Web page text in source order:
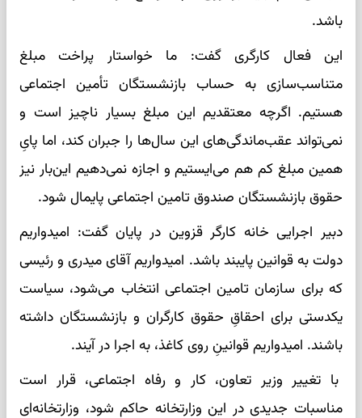
باشد.
این فعال کارگری گفت: ما خواستار پراخت مبلغ
متناسب‎‌سازی به حساب بازنشستگان تأمین اجتماعی
هستیم. اگرچه معتقدیم این مبلغ بسیار ناچیز است و
نمی‌تواند عقب‌ماندگی‌های این سال‌ها را جبران کند، اما پایِ
همین مبلغ کم هم می‌ایستیم و اجازه نمی‌دهیم این‌بار نیز
حقوق بازنشستگان صندوق تامین اجتماعی پایمال شود.
دبیر اجرایی خانه کارگر قزوین در پایان گفت: امیدواریم
دولت به قوانین پایبند باشد. امیدواریم آقای میدری و رئیسی
که برای سازمان تامین اجتماعی انتخاب می‌شود، سیاست
یکدستی برای احقاقِ حقوق کارگران و بازنشستگان داشته
باشند. امیدواریم قوانینِ روی کاغذ، به اجرا در آیند.
با تغییر وزیر تعاون، کار و رفاه اجتماعی، قرار است
مناسبات جدیدی در این وزارتخانه حاکم شود، وزارتخانه‌ای